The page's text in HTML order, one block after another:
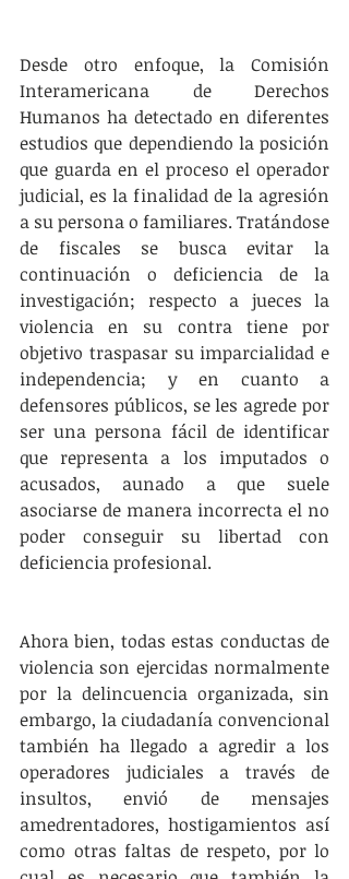
Desde otro enfoque, la Comisión
Interamericana de Derechos
Humanos ha detectado en diferentes
estudios que dependiendo la posición
que guarda en el proceso el operador
judicial, es la finalidad de la agresión
a su persona o familiares. Tratándose
de fiscales se busca evitar la
continuación o deficiencia de la
investigación; respecto a jueces la
violencia en su contra tiene por
objetivo traspasar su imparcialidad e
independencia; y en cuanto a
defensores públicos, se les agrede por
ser una persona fácil de identificar
que representa a los imputados o
acusados, aunado a que suele
asociarse de manera incorrecta el no
poder conseguir su libertad con
deficiencia profesional.
Ahora bien, todas estas conductas de
violencia son ejercidas normalmente
por la delincuencia organizada, sin
embargo, la ciudadanía convencional
también ha llegado a agredir a los
operadores judiciales a través de
insultos, envió de mensajes
amedrentadores, hostigamientos así
como otras faltas de respeto, por lo